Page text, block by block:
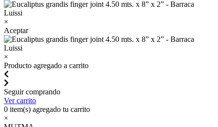
×
Aceptar
×
Producto agregado a carrito
Seguir comprando
Ver carrito
0 item(s) agregado tu carrito
×